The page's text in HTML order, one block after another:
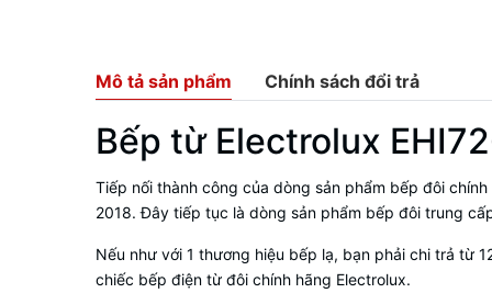
Mô tả sản phẩm Chính sách đổi trả
Bếp từ Electrolux
Tiếp nối thành công của dòng sản phẩm bếp đôi
2018. Đây tiếp tục là dòng sản phẩm bếp đôi trung
Nếu như với 1 thương hiệu bếp lạ, bạn phải chi trả từ
chiếc bếp điện từ đôi chính hãng Electrolux.